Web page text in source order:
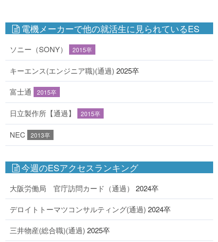
電機メーカーで他の就活生に見られているES
ソニー（SONY） 2015卒
キーエンス(エンジニア職)(通過) 2025卒
富士通 2015卒
日立製作所【通過】 2015卒
NEC 2013卒
今週のESアクセスランキング
大阪労働局 官庁訪問カード（通過） 2024卒
デロイトトーマツコンサルティング(通過) 2024卒
三井物産(総合職)(通過) 2025卒